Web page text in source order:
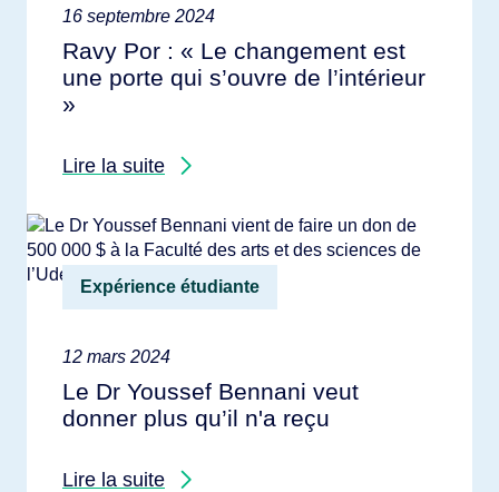
16 septembre 2024
Ravy Por : « Le changement est
une porte qui s’ouvre de l’intérieur
»
Lire la suite
Expérience étudiante
12 mars 2024
Le Dr Youssef Bennani veut
donner plus qu’il n'a reçu
Lire la suite